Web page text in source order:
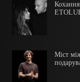
Міст